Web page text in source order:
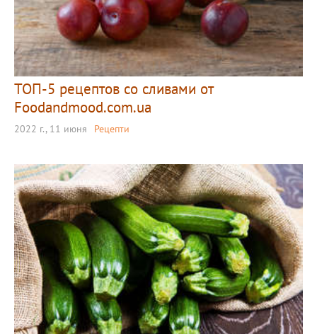
ТОП-5 рецептов со сливами от
Foodandmood.com.ua
2022 г., 11 июня Рецепти